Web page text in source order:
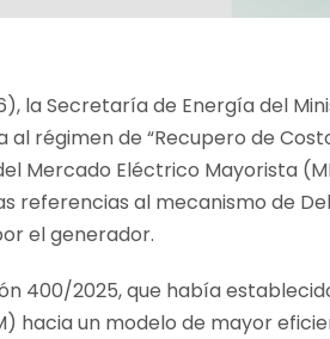
la Secretaría de Energía del
régimen de “Recupero de
Mercado Eléctrico Mayorista
referencias al mecanismo de
el generador.
400/2025, que había
hacia un modelo de mayor